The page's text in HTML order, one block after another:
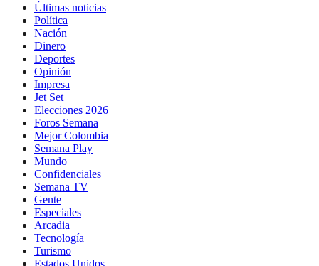
Últimas noticias
Política
Nación
Dinero
Deportes
Opinión
Impresa
Jet Set
Elecciones 2026
Foros Semana
Mejor Colombia
Semana Play
Mundo
Confidenciales
Semana TV
Gente
Especiales
Arcadia
Tecnología
Turismo
Estados Unidos